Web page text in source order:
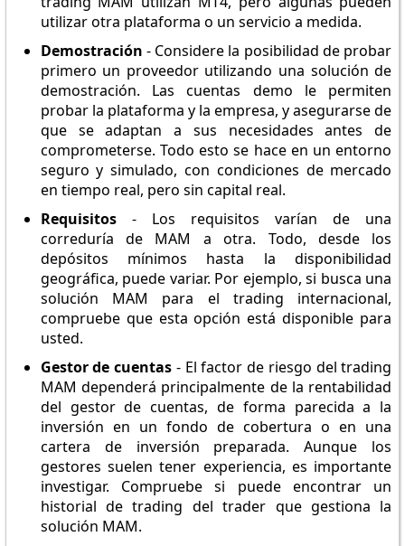
utilizar otra plataforma o un servicio a medida.
Demostración - Considere la posibilidad de probar
primero un proveedor utilizando una solución de
demostración. Las cuentas demo le permiten
probar la plataforma y la empresa, y asegurarse de
que se adaptan a sus necesidades antes de
comprometerse. Todo esto se hace en un entorno
seguro y simulado, con condiciones de mercado
en tiempo real, pero sin capital real.
Requisitos- Los requisitos varían de una
correduría de MAM a otra. Todo, desde los
depósitos mínimos hasta la disponibilidad
geográfica, puede variar. Por ejemplo, si busca una
solución MAM para el trading internacional,
compruebe que esta opción está disponible para
usted.
Gestor de cuentas - El factor de riesgo del trading
MAM dependerá principalmente de la rentabilidad
del gestor de cuentas, de forma parecida a la
inversión en un fondo de cobertura o en una
cartera de inversión preparada. Aunque los
gestores suelen tener experiencia, es importante
investigar. Compruebe si puede encontrar un
historial de trading del trader que gestiona la
solución MAM.